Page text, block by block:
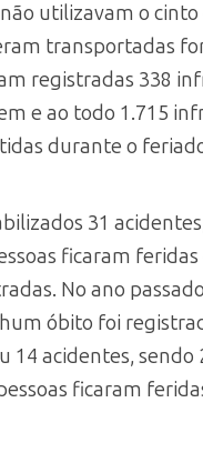
utilizavam o
transportadas
registradas 338
e ao todo 1.715
durante o
31
ficaram
No ano
óbito foi
14 acidentes, sendo
ficaram